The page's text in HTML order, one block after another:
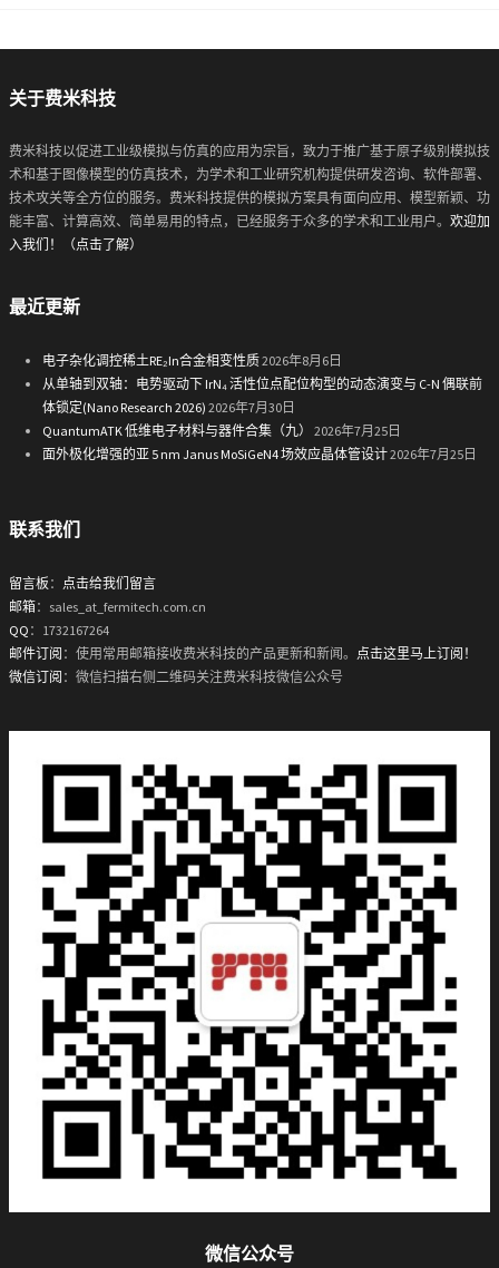
关于费米科技
费米科技以促进工业级模拟与仿真的应用为宗旨，致力于推广基于原子级别模拟技
术和基于图像模型的仿真技术，为学术和工业研究机构提供研发咨询、软件部署、
技术攻关等全方位的服务。费米科技提供的模拟方案具有面向应用、模型新颖、功
能丰富、计算高效、简单易用的特点，已经服务于众多的学术和工业用户。 欢迎加
入我们！（点击了解）
最近更新
电子杂化调控稀土RE₂In合金相变性质2026年8月6日
从单轴到双轴：电势驱动下 IrN₄ 活性位点配位构型的动态演变与 C-N 偶联前
体锁定(Nano Research 2026) 2026年7月30日
QuantumATK 低维电子材料与器件合集（九）
2026年7月25日
面外极化增强的亚 5 nm Janus MoSiGeN4 场效应晶体管设计2026年7月25日
联系我们
留言板 ： 点击给我们留言
邮箱：sales_at_fermitech.com.cn
QQ ：1732167264
邮件订阅 ：使用常用邮箱接收费米科技的产品更新和新闻。 点击这里马上订阅！
微信订阅 ：微信扫描右侧二维码关注费米科技微信公众号
微信公众号